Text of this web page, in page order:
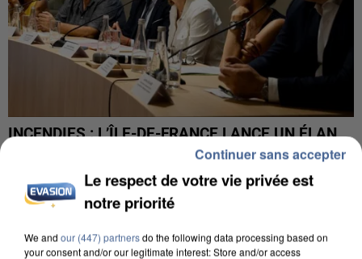
INCENDIES : L’ÎLE-DE-FRANCE LANCE UN ÉLAN
DE SOLIDARITÉ AVEC LES...
Le respect de votre vie privée est
notre priorité
We and our (447) partnersdo the following data processing based on
your consent and/or our legitimate interest: Store and/or access
Continuer sans accepter